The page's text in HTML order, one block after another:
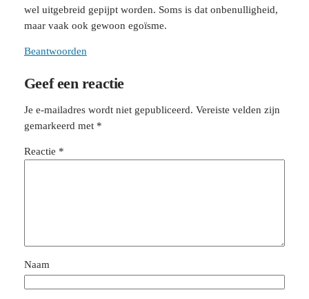
wel uitgebreid gepijpt worden. Soms is dat onbenulligheid,
maar vaak ook gewoon egoïsme.
Beantwoorden
Geef een reactie
Je e-mailadres wordt niet gepubliceerd. Vereiste velden zijn
gemarkeerd met *
Reactie *
Naam